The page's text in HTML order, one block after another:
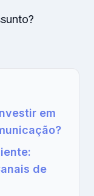
em
de